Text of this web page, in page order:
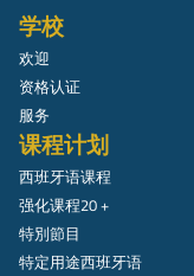
学校
欢迎
资格认证
服务
课程计划
西班牙语课程
强化课程20 +
特別節目
特定用途西班牙语